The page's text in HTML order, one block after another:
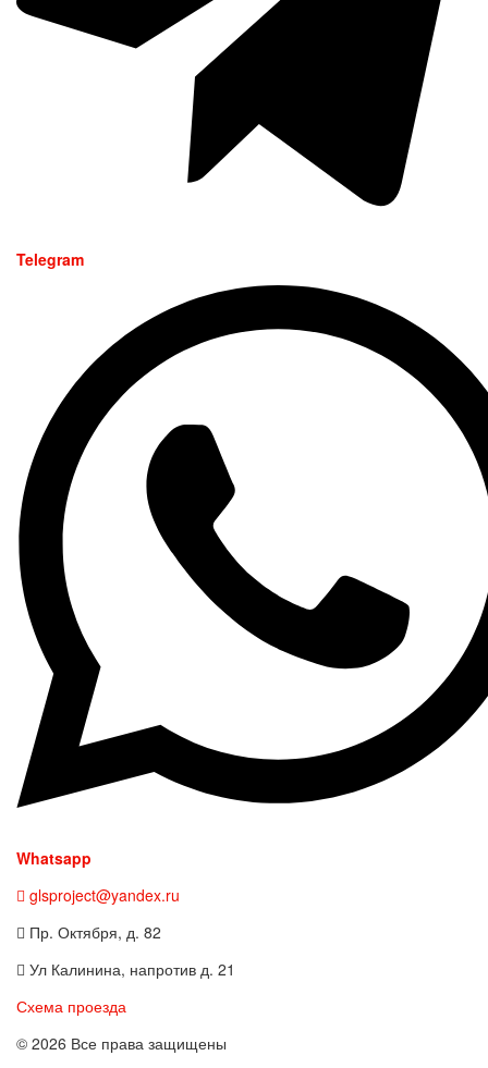
Telegram
Whatsapp
glsproject@yandex.ru
Пр. Октября, д. 82
Ул Калинина, напротив д. 21
Схема проезда
© 2026 Все права защищены